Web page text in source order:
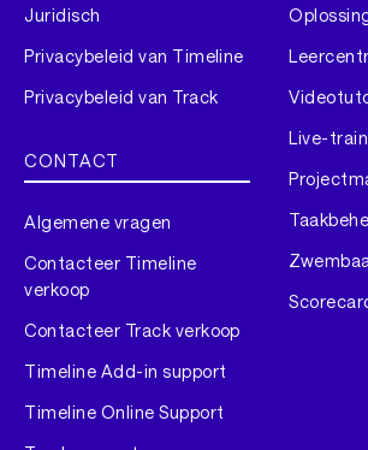
Juridisch
Privacybeleid van Timeline
Privacybeleid van Track
CONTACT
Algemene vragen
Contacteer Timeline
verkoop
Contacteer Track verkoop
Timeline Add-in support
Timeline Online Support
Live-